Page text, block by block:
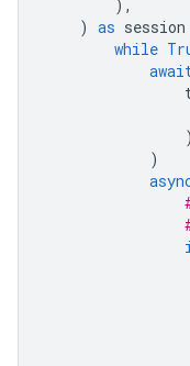
),
) as session
while
)
)